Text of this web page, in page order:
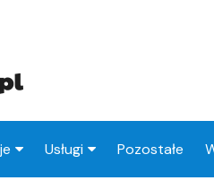
Usługi Pozostałe